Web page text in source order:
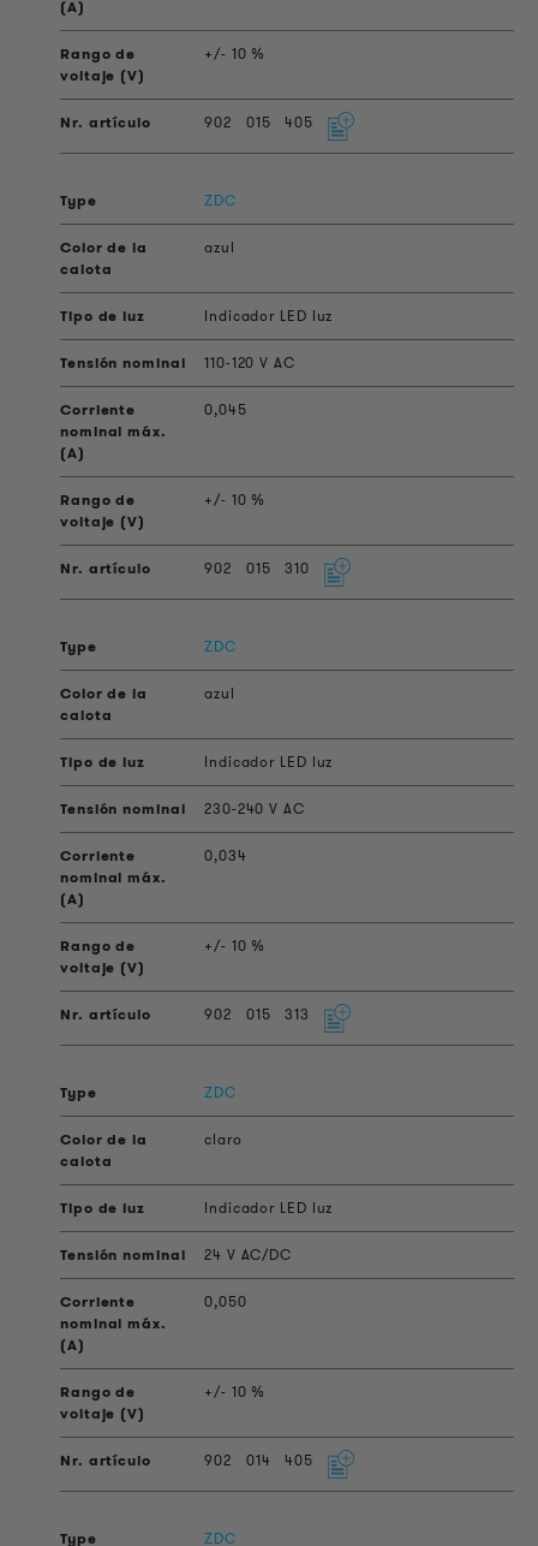
+/- 10 %
902 015 405
ZDC
azul
Indicador LED luz
110-120 V AC
0,045
+/- 10 %
902 015 310
ZDC
azul
Indicador LED luz
230-240 V AC
0,034
+/- 10 %
902 015 313
ZDC
claro
Indicador LED luz
24 V AC/DC
0,050
+/- 10 %
902 014 405
ZDC